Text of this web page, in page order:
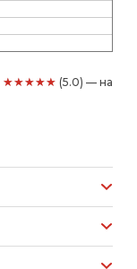
★★★★★ (5.0) — на